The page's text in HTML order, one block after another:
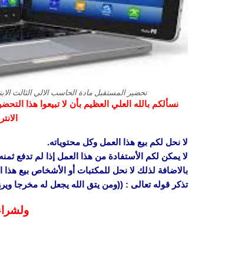
تحضير المستقبل مادة الحاسب الالي الثالث
نسألكم بالله العلي العظيم بأن لا تبيعوا هذا
لا نحل لكم بيع هذا العمل وكل محتوياته.
لا يمكن لكم الأستفادة من هذا العمل إذا لم تدفع
بالاضافة لذلك لا نحل للمكتبات أو الأشخاص بيع
تذكر قوله تعالى : ((ومن يتق الله يجعل له مخرجا